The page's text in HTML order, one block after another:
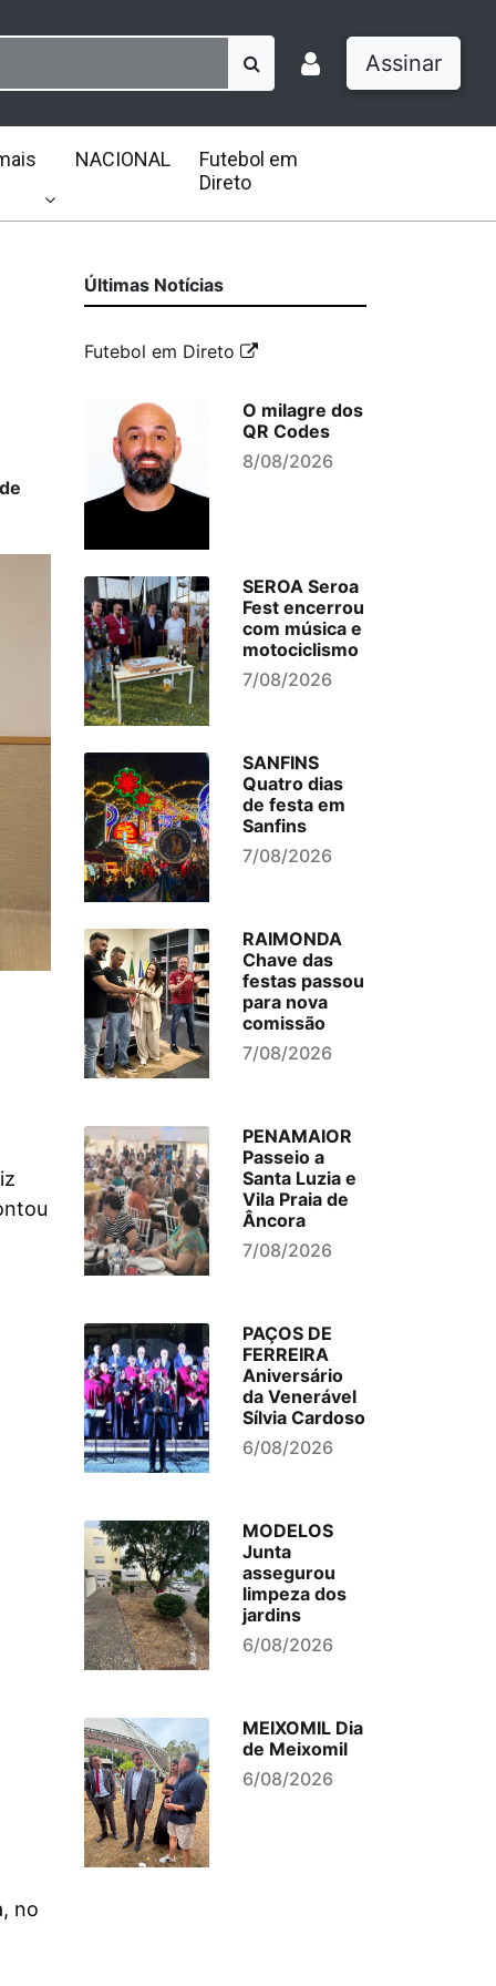
Assinar
NACIONAL
Futebol em
Direto
no
Últimas Notícias
Futebol em Direto
O milagre dos
QR Codes
8/08/2026
SEROA Seroa
Fest encerrou
com música e
motociclismo
7/08/2026
SANFINS
Quatro dias
de festa em
Sanfins
7/08/2026
RAIMONDA
Chave das
festas passou
para nova
comissão
7/08/2026
PENAMAIOR
Passeio a
Santa Luzia e
Vila Praia de
Âncora
7/08/2026
PAÇOS DE
FERREIRA
Aniversário
da Venerável
Sílvia Cardoso
6/08/2026
MODELOS
Junta
assegurou
limpeza dos
jardins
6/08/2026
MEIXOMIL Dia
de Meixomil
6/08/2026